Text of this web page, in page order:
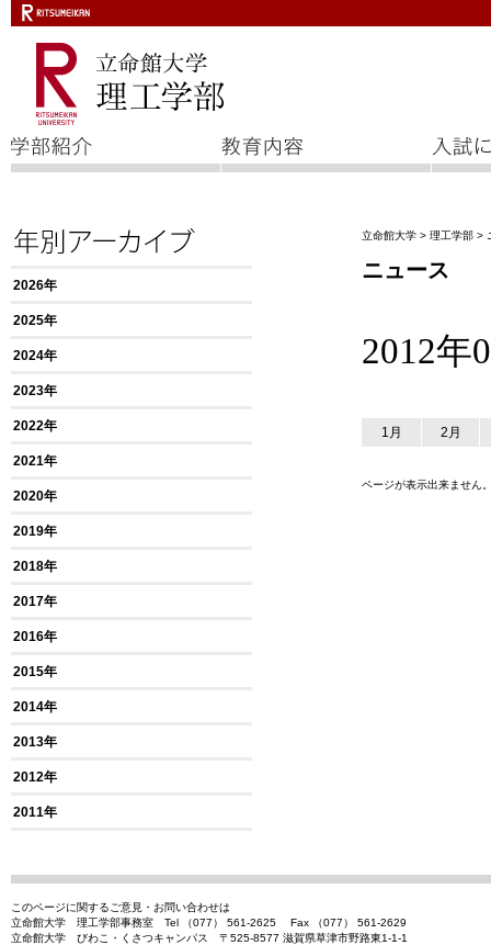
立命館大学 > 理工学部 >
ニュース
2012年
1月 2月
ページが表示出来ません
2026年
2025年
2024年
2023年
2022年
2021年
2020年
2019年
2018年
2017年
2016年
2015年
2014年
2013年
2012年
2011年
このページに関するご意見・お問い合わせは
立命館大学 理工学部事務室 Tel （077） 561-2625 Fax （077） 561-2629
立命館大学 びわこ・くさつキャンパス 〒525-8577 滋賀県草津市野路東1-1-1